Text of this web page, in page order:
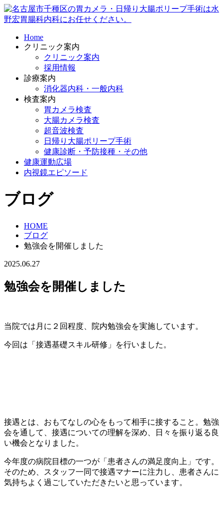
Home
クリニック案内
クリニック案内
採用情報
診療案内
消化器内科・一般内科
検査案内
胃カメラ検査
大腸カメラ検査
超音波検査
日帰り大腸ポリープ手術
健康診断・予防接種・その他
健康運動広場
内視鏡エピソード
ブログ
HOME
ブログ
勉強会を開催しました
2025.06.27
勉強会を開催しました
当院では月に２回程度、院内勉強会を実施しています。
今回は「接遇基礎スキル研修」を行いました。
接遇とは、おもてなしの心をもって相手に接すること。勉強
会を通して、接遇についての理解を深め、日々を振り返る良
い機会となりました。
今年度の病院目標の一つが「患者さんの満足度向上」です。
そのため、スタッフ一同で接遇マナーに注力し、患者さんに
気持ちよく過ごしていただきたいと思っています。